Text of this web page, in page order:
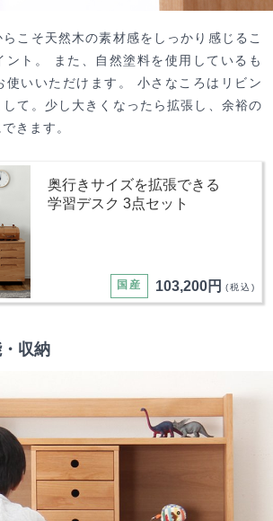
こそ天然木の素材感をしっかり感じるこ
ント。 また、自然塗料を使用しているも
使いいただけます。 小さなころはリビン
て。少し大きくなったら拡張し、余裕の
きます。
奥行きサイズを拡張できる
学習デスク 3点セット
国産 103,200円 (税込)
収納